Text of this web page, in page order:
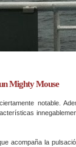
Mighty Mouse
notable.
acompaña la